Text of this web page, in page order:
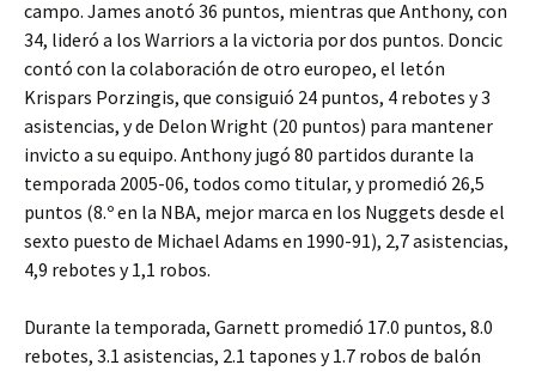
campo. James anotó 36 puntos, mientras que Anthony, con
34, lideró a los Warriors a la victoria por dos puntos. Doncic
contó con la colaboración de otro europeo, el letón
Krispars Porzingis, que consiguió 24 puntos, 4 rebotes y 3
asistencias, y de Delon Wright (20 puntos) para mantener
invicto a su equipo. Anthony jugó 80 partidos durante la
temporada 2005-06, todos como titular, y promedió 26,5
puntos (8.º en la NBA, mejor marca en los Nuggets desde el
sexto puesto de Michael Adams en 1990-91), 2,7 asistencias,
4,9 rebotes y 1,1 robos.
Durante la temporada, Garnett promedió 17.0 puntos, 8.0
rebotes, 3.1 asistencias, 2.1 tapones y 1.7 robos de balón